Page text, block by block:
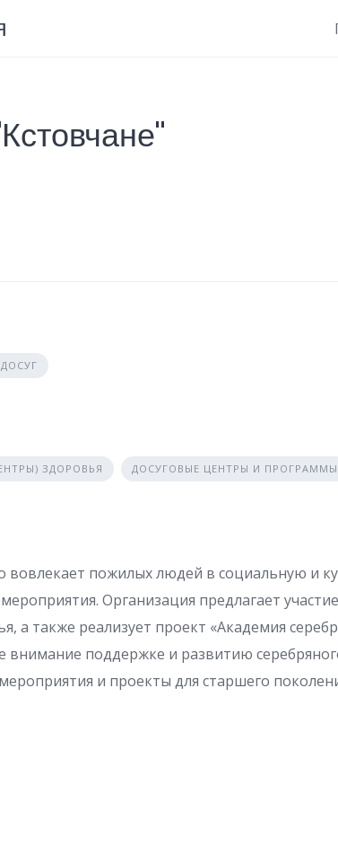
ЗДОРОВЬЯ ДОСУГОВЫЕ ЦЕНТРЫ И ПРОГРАММЫ
вовлекает пожилых людей в социальную и
Организация предлагает
а также реализует проект «Академия
внимание поддержке и развитию
и проекты для старшего